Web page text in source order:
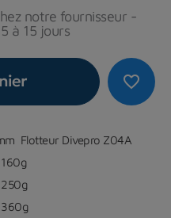
notre fournisseur -
à 15 jours
favorite_border
Flotteur Divepro Z04A
360g